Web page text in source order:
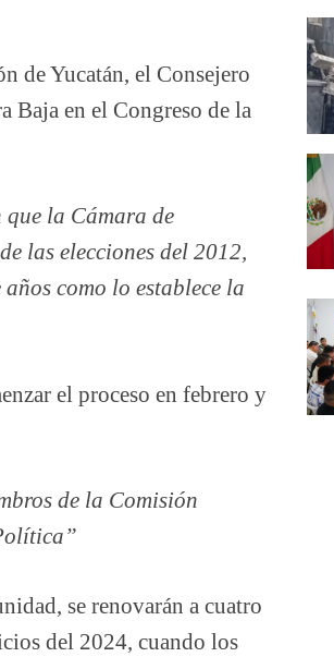
de Yucatán, el Consejero
Baja en el Congreso de la
que la Cámara de
las elecciones del 2012,
como lo establece la
el proceso en febrero y
de la Comisión
se renovarán a cuatro
del 2024, cuando los